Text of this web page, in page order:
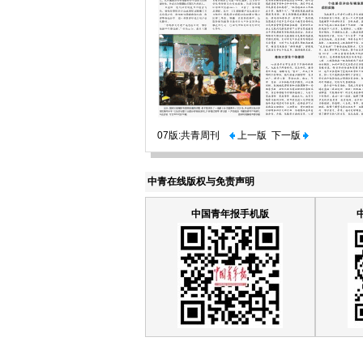
07版:共青周刊 上一版 下一版
中青在线版权与免责声明
中国青年报手机版